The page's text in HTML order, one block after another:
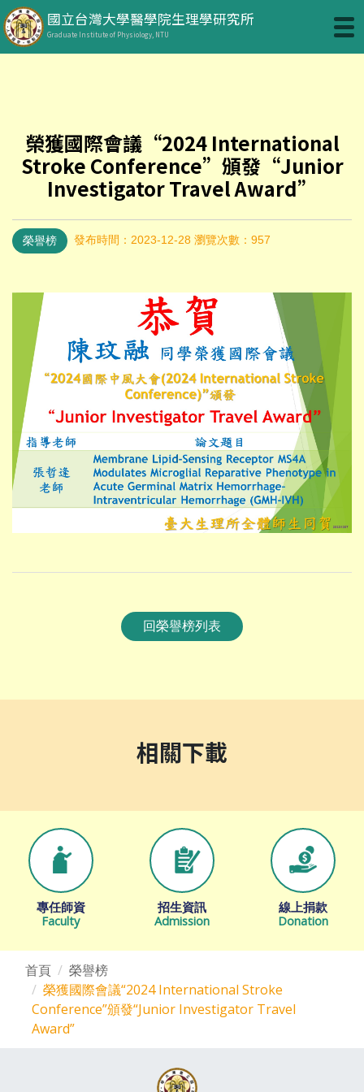
國立台灣大學醫學院生理學研究所
Graduate Institute of Physiology, NTU
榮獲國際會議“2024 International
Stroke Conference”頒發“Junior
Investigator Travel Award”
榮譽榜 發布時間：2023-12-28 瀏覽次數：957
回榮譽榜列表
相關下載
專任師資
Faculty
招生資訊
Admission
線上捐款
Donation
首頁
榮譽榜
榮獲國際會議“2024 International Stroke
Conference”頒發“Junior Investigator Travel
Award”